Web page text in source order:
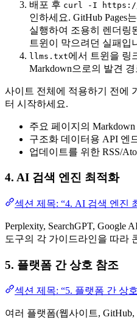
배포 후 curl -I https://
인하세요. GitHub Pages
실행하여 조용히 렌더
트윈이 막으려던 실패입
llms.txt에서 트윈을 링
Markdown으로의 발견
사이트 전체에 적용하기 전에
터 시작하세요.
주요 페이지의 Markdown
구조화 데이터용 API 엔
업데이트를 위한 RSS/
4. AI 검색 엔진 최적화
섹션 제목: “4. AI 검색 엔진
Perplexity, SearchGPT, Google
도구의 각 가이드라인을 따라
5. 플랫폼 간 상호 참조
섹션 제목: “5. 플랫폼 간 상
여러 플랫폼(웹사이트,